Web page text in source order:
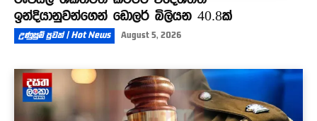
ඉන්දියානුවන්ගෙන් ඩොලර් බිලියන 40.8ක්
උණුසුම් පුවත් | Hot News August 5, 2026